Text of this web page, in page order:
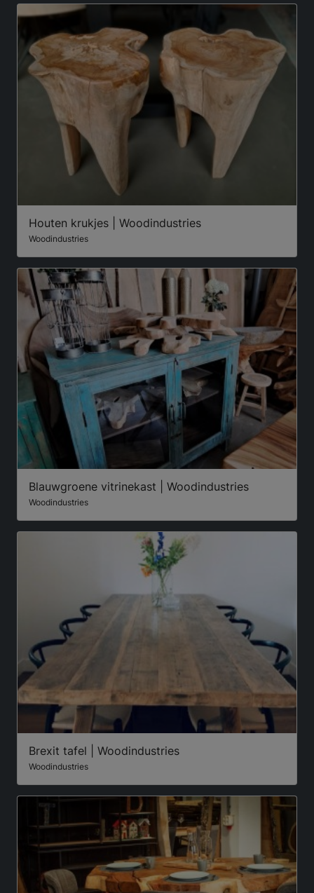
Houten krukjes | Woodindustries
Woodindustries
Blauwgroene vitrinekast | Woodindustries
Woodindustries
Brexit tafel | Woodindustries
Woodindustries